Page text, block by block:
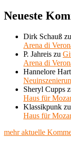
Neueste
Dirk Schauß zu
Arena di
P. Jahreis zu
Arena di
Hannelore
Sheryl Cupps
Haus für
Klassikpunk zu
Haus für
mehr aktuelle